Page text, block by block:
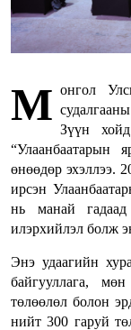
М онгол
Зүүн
“Улаанбаатарын
өнөөдөр эхэллээ.
ирсэн
нь манай
илэрхийлэл болж
Энэ удаагийн
байгууллага,
төлөөлөл болон
нийт 300 гаруй